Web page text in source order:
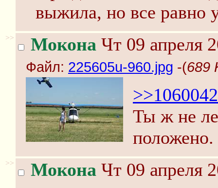
выжила, но все равно
>> Мокона Чт 09 апреля
Файл: 225605u-960.jpg -(689
>>1060042
Ты ж не
положено.
>> Мокона Чт 09 апреля